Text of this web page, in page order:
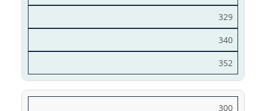
329
340
352
300